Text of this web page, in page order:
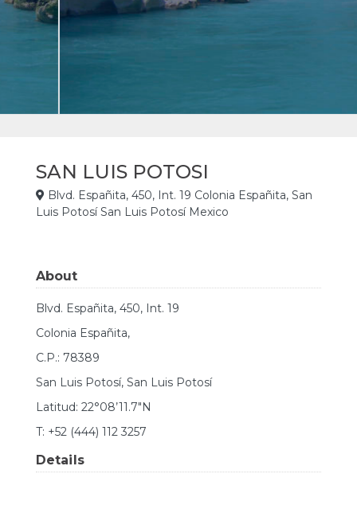
SAN LUIS POTOSI
Blvd. Españita, 450, Int. 19 Colonia Españita, San
Luis Potosí San Luis Potosí Mexico
About
Blvd. Españita, 450, Int. 19
Colonia Españita,
C.P.: 78389
San Luis Potosí, San Luis Potosí
Latitud: 22°08’11.7″N
T: +52 (444) 112 3257
Details